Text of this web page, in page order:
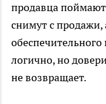
продавца
снимут с
логично, но
не возвращает.